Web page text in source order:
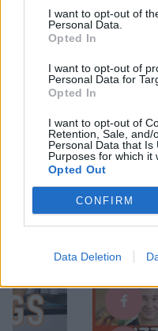
I want to opt-out of
Personal Data.
Opted In
I want to opt-out of
Personal Data for
Opted In
I want to opt-out of
Retention, Sale, and/
Personal Data that Is
Purposes for which it
Opted Out
CONFIRM
Data Deletion
Du
Övrigt